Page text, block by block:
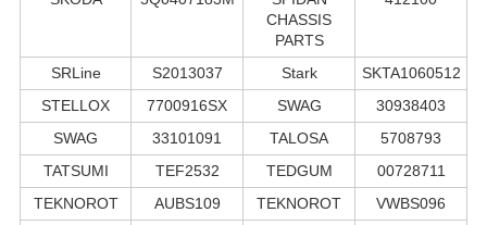
CHASSIS
PARTS
SRLine S2013037 Stark
SKTA1060512
STELLOX
7700916SX SWAG
30938403
SWAG
33101091 TALOSA
5708793
TATSUMI
TEF2532 TEDGUM
00728711
TEKNOROT
AUBS109 TEKNOROT
VWBS096